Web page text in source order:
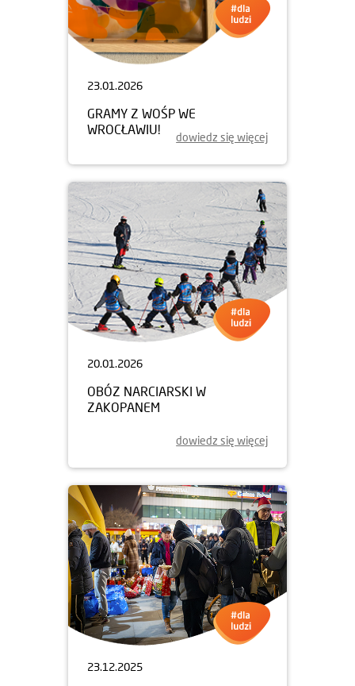
23.01.2026
GRAMY Z WOŚP WE
WROCŁAWIU!
dowiedz się więcej
20.01.2026
OBÓZ NARCIARSKI W
ZAKOPANEM
dowiedz się więcej
23.12.2025